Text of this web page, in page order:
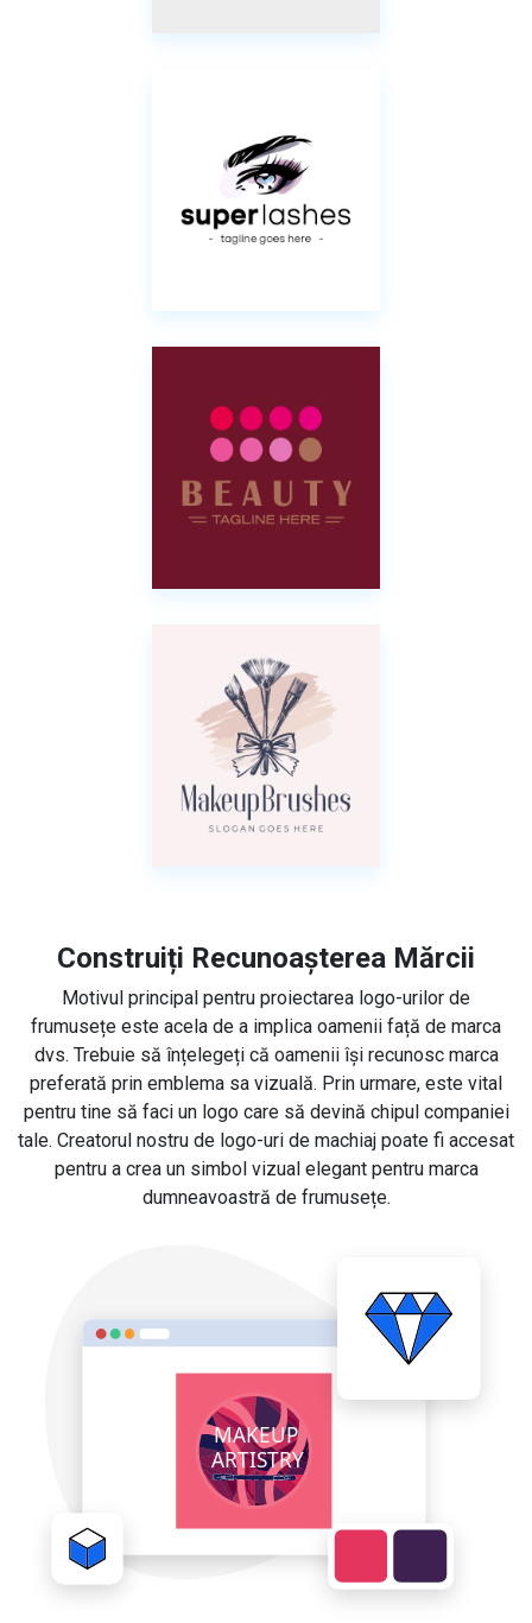
Construiți Recunoașterea Mărcii
Motivul principal pentru proiectarea logo-urilor de
frumusețe este acela de a implica oamenii față de marca
dvs. Trebuie să înțelegeți că oamenii își recunosc marca
preferată prin emblema sa vizuală. Prin urmare, este vital
pentru tine să faci un logo care să devină chipul companiei
tale. Creatorul nostru de logo-uri de machiaj poate fi accesat
pentru a crea un simbol vizual elegant pentru marca
dumneavoastră de frumusețe.